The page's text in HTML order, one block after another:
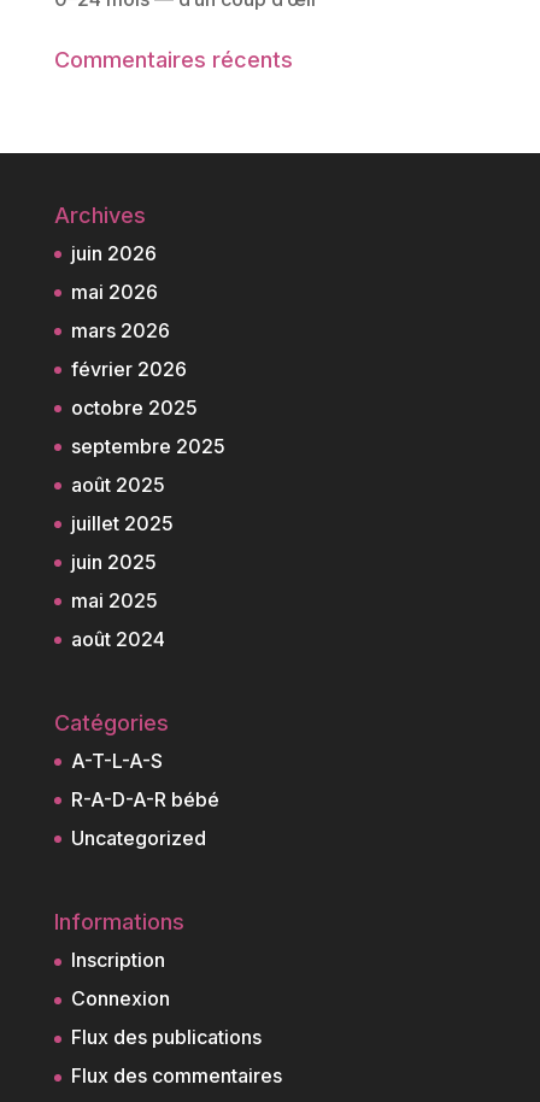
Commentaires récents
Archives
juin 2026
mai 2026
mars 2026
février 2026
octobre 2025
septembre 2025
août 2025
juillet 2025
juin 2025
mai 2025
août 2024
Catégories
A-T-L-A-S
R-A-D-A-R bébé
Uncategorized
Informations
Inscription
Connexion
Flux des publications
Flux des commentaires